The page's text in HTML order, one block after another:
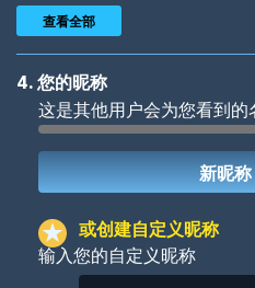
Woof
查看全部
4. 您的昵称
这是其他用户会为您看到的
或创建自定义昵称
输入您的自定义昵称